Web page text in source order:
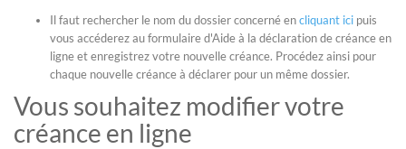
Il faut rechercher le nom du dossier concerné encliquant ici puis
vous accéderez au formulaire d'Aide à la déclaration de créance en
ligne et enregistrez votre nouvelle créance. Procédez ainsi pour
chaque nouvelle créance à déclarer pour un même dossier.
Vous souhaitez modifier votre
créance en ligne